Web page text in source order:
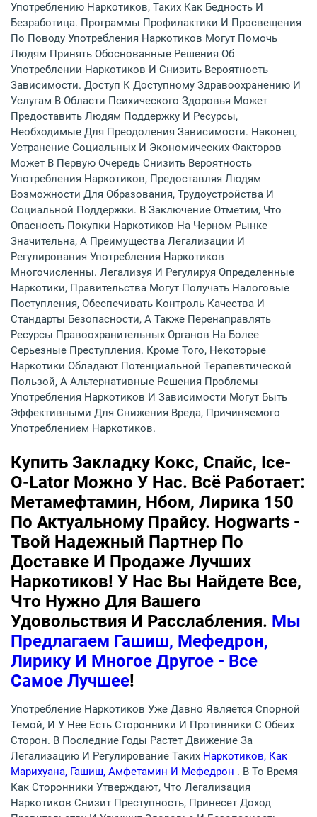
Употреблению Наркотиков, Таких Как Бедность И
Безработица. Программы Профилактики И Просвещения
По Поводу Употребления Наркотиков Могут Помочь
Людям Принять Обоснованные Решения Об
Употреблении Наркотиков И Снизить Вероятность
Зависимости. Доступ К Доступному Здравоохранению И
Услугам В Области Психического Здоровья Может
Предоставить Людям Поддержку И Ресурсы,
Необходимые Для Преодоления Зависимости. Наконец,
Устранение Социальных И Экономических Факторов
Может В Первую Очередь Снизить Вероятность
Употребления Наркотиков, Предоставляя Людям
Возможности Для Образования, Трудоустройства И
Социальной Поддержки. В Заключение Отметим, Что
Опасность Покупки Наркотиков На Черном Рынке
Значительна, А Преимущества Легализации И
Регулирования Употребления Наркотиков
Многочисленны. Легализуя И Регулируя Определенные
Наркотики, Правительства Могут Получать Налоговые
Поступления, Обеспечивать Контроль Качества И
Стандарты Безопасности, А Также Перенаправлять
Ресурсы Правоохранительных Органов На Более
Серьезные Преступления. Кроме Того, Некоторые
Наркотики Обладают Потенциальной Терапевтической
Пользой, А Альтернативные Решения Проблемы
Употребления Наркотиков И Зависимости Могут Быть
Эффективными Для Снижения Вреда, Причиняемого
Употреблением Наркотиков.
Купить Закладку Кокс, Спайс, Ice-
O-Lator Можно У Нас. Всё Работает:
Метамефтамин, Нбом, Лирика 150
По Актуальному Прайсу. Hogwarts -
Твой Надежный Партнер По
Доставке И Продаже Лучших
Наркотиков! У Нас Вы Найдете Все,
Что Нужно Для Вашего
Удовольствия И Расслабления. Мы
Предлагаем Гашиш, Мефедрон,
Лирику И Многое Другое - Все
Самое Лучшее!
Употребление Наркотиков Уже Давно Является Спорной
Темой, И У Нее Есть Сторонники И Противники С Обеих
Сторон. В Последние Годы Растет Движение За
Легализацию И Регулирование Таких Наркотиков, Как
Марихуана, Гашиш, Амфетамин И Мефедрон . В То Время
Как Сторонники Утверждают, Что Легализация
Наркотиков Снизит Преступность, Принесет Доход